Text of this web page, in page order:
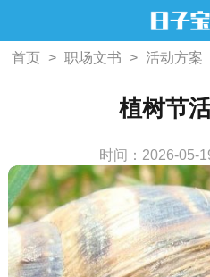
首页 > 职场文书 > 活动方案
植树节
时间：2026-05-